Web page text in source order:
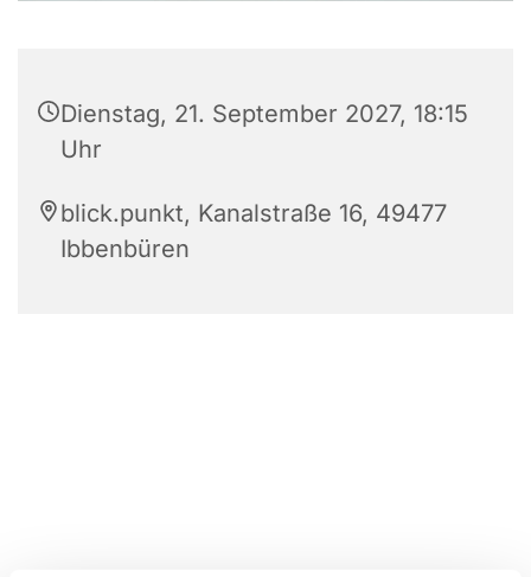
Dienstag, 21. September 2027, 18:15
Uhr
blick.punkt, Kanalstraße 16, 49477
Ibbenbüren